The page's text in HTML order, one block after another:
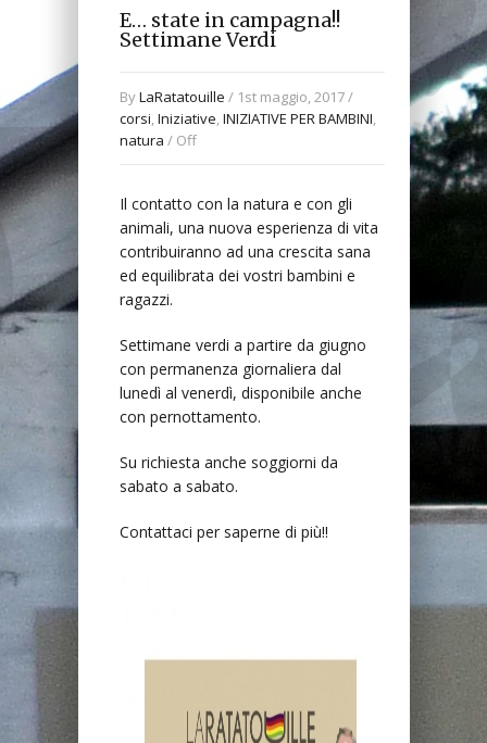
E… state in campagna!!
Settimane Verdi
ByLaRatatouille / 1st maggio, 2017 /
corsi,Iniziative,INIZIATIVE PER BAMBINI,
natura / Off
Il contatto con la natura e con gli
animali, una nuova esperienza di vita
contribuiranno ad una crescita sana
ed equilibrata dei vostri bambini e
ragazzi.
Settimane verdi a partire da giugno
con permanenza giornaliera dal
lunedì al venerdì, disponibile anche
con pernottamento.
Su richiesta anche soggiorni da
sabato a sabato.
Contattaci per saperne di più!!